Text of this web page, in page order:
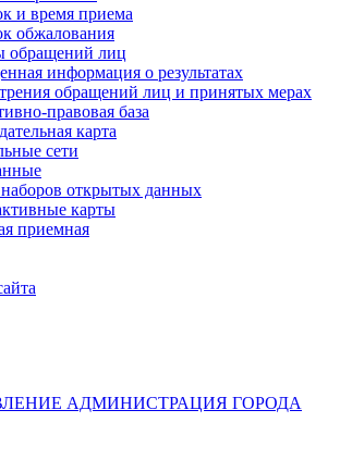
и время приема
обжалования
обращений лиц
информация о результатах
обращений лиц и принятых мерах
правовая база
карта
сети
наборов открытых данных
карты
приемная
АДМИНИСТРАЦИЯ ГОРОДА